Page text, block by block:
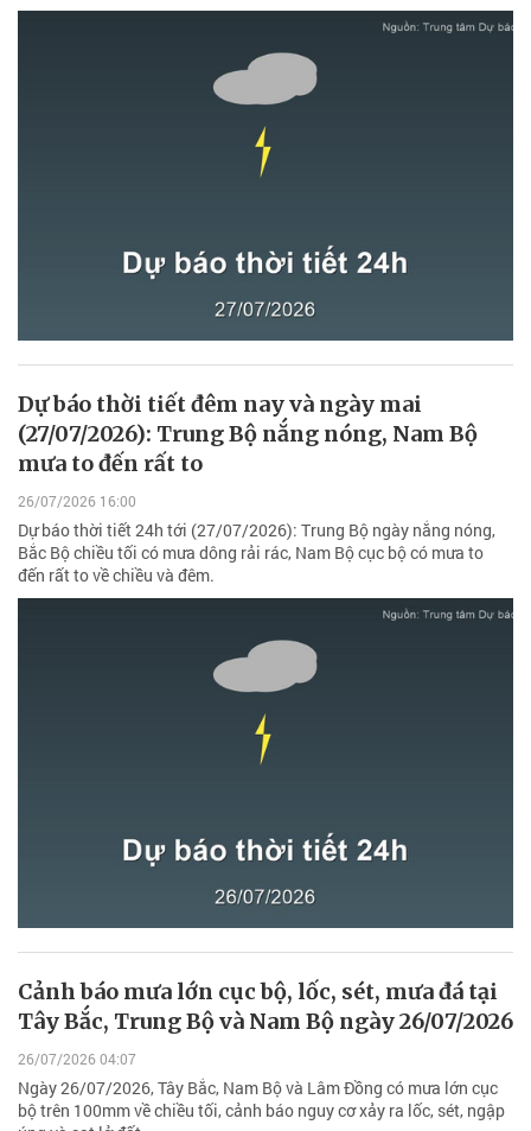
Dự báo thời tiết đêm nay và ngày mai
(27/07/2026): Trung Bộ nắng nóng, Nam Bộ
mưa to đến rất to
26/07/2026 16:00
Dự báo thời tiết 24h tới (27/07/2026): Trung Bộ ngày nắng nóng,
Bắc Bộ chiều tối có mưa dông rải rác, Nam Bộ cục bộ có mưa to
đến rất to về chiều và đêm.
Cảnh báo mưa lớn cục bộ, lốc, sét, mưa đá tại
Tây Bắc, Trung Bộ và Nam Bộ ngày 26/07/2026
26/07/2026 04:07
Ngày 26/07/2026, Tây Bắc, Nam Bộ và Lâm Đồng có mưa lớn cục
bộ trên 100mm về chiều tối, cảnh báo nguy cơ xảy ra lốc, sét, ngập